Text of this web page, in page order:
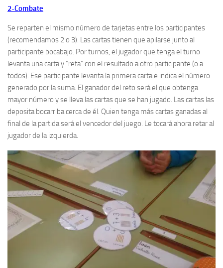
2-Combate
Se reparten el mismo número de tarjetas entre los participantes
(recomendamos 2 o 3). Las cartas tienen que apilarse junto al
participante bocabajo. Por turnos, el jugador que tenga el turno
levanta una carta y “reta” con el resultado a otro participante (o a
todos). Ese participante levanta la primera carta e indica el número
generado por la suma. El ganador del reto será el que obtenga
mayor número y se lleva las cartas que se han jugado. Las cartas las
deposita bocarriba cerca de él. Quien tenga más cartas ganadas al
final de la partida será el vencedor del juego. Le tocará ahora retar al
jugador de la izquierda.